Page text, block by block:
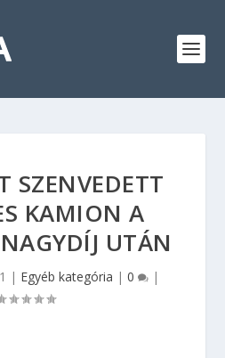
SZENVEDETT
KAMION A
UTÁN
| Egyéb kategória | 0 |